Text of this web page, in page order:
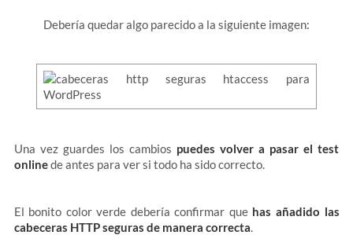
Debería quedar algo parecido a la siguiente imagen:
Una vez guardes los cambios puedes volver a pasar el test
onlinede antes para ver si todo ha sido correcto.
El bonito color verde debería confirmar que has añadido las
cabeceras HTTP seguras de manera correcta.